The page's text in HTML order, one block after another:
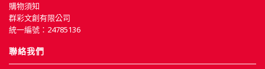
購物須知
群彩文創有限公司
統一編號：24785136
聯絡我們